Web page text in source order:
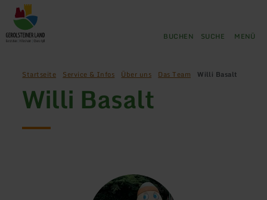
Zurück
zur
Startseite
BUCHEN SUCHE MENÜ
Startseite Service & Infos Über uns Das Team Willi Basalt
Willi Basalt